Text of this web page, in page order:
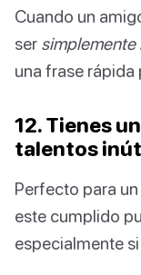
Cuando un
ser simplemente
una frase rápida
12. Tienes
talentos
Perfecto para
este cumplido
especialmente